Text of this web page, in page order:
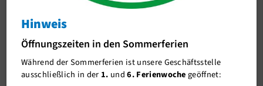
Kurse
Welches Kursformat wünscht ihr euch am Freitag
Abend?
J-Team
Stellenangebote
Förderverein me-sport e.V.
Hinweis
Öffnungszeiten in den Sommerferien
Während der Sommerferien ist unsere Geschäftsstelle
ausschließlich in der 1. und6. Ferienwochegeöffnet: